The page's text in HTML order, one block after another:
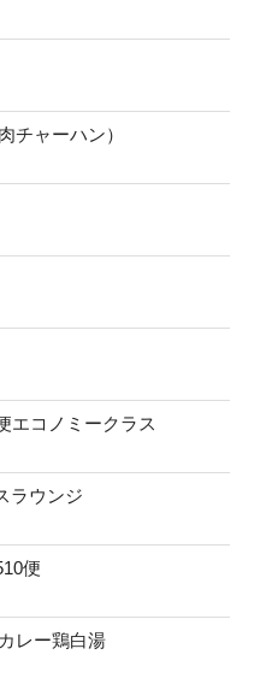
ャーハン）
エコノミークラス
ラウンジ
便
レー鶏白湯